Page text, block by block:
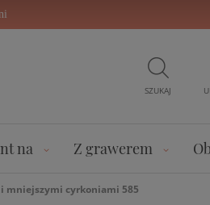
SZUKAJ
na Z grawerem
mniejszymi cyrkoniami 585